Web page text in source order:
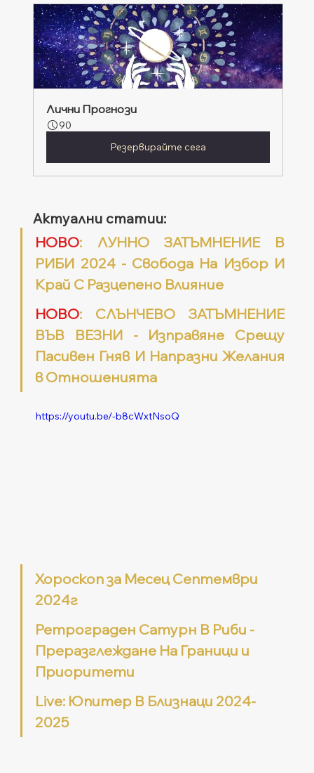
Лични Прогнози
90
Резервирайте сега
Актуални статии:
НОВО: ЛУННО ЗАТЪМНЕНИЕ В
РИБИ 2024 - Свобода На Избор И
Край С Разцепено Влияние
НОВО: СЛЪНЧЕВО ЗАТЪМНЕНИЕ
ВЪВ ВЕЗНИ - Изправяне Срещу
Пасивен Гняв И Напразни Желания
в Отношенията
https://youtu.be/-b8cWxtNsoQ
Хороскоп за Месец Септември
2024г
Ретрограден Сатурн В Риби -
Преразглеждане На Граници и
Приоритети
Live: Юпитер В Близнаци 2024-
2025